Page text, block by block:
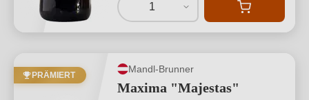
1
PRÄMIERT
Mandl-Brunner
Maxima "Majestas"